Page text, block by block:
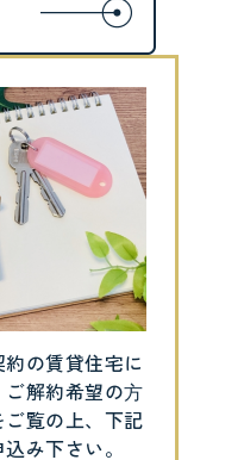
の賃貸住宅に
解約希望の⽅
ご覧の上、下記
み下さい。